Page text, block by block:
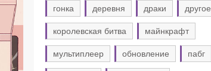
гонка деревня драки другое
королевская битва майнкрафт
мультиплеер обновление пабг